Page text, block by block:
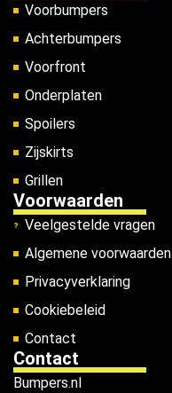
Voorbumpers
Achterbumpers
Voorfront
Onderplaten
Spoilers
Zijskirts
Grillen
Voorwaarden
Veelgestelde vragen
Algemene voorwaarden
Privacyverklaring
Cookiebeleid
Contact
Contact
Bumpers.nl